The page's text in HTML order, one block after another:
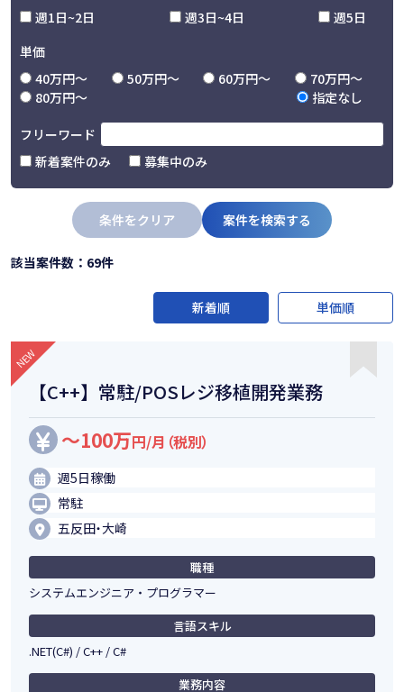
週1日~2日
週3日~4日
週5日
単価
40万円〜
50万円〜 60万円〜
70万円〜
80万円〜
指定なし
フリーワード
新着案件のみ
募集中のみ
条件をクリア 案件を検索する
該当案件数：69件
新着順 単価順
【C++】常駐/POSレジ移植開発業務
～100万円/月（税別）
週5日稼働
常駐
五反田・大崎
職種
システムエンジニア・プログラマー
言語スキル
.NET(C#) / C++ / C#
業務内容